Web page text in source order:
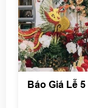
Báo Giá Lễ